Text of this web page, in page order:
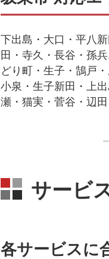
下出島・大口・平八
田・寺久・長谷・孫
どり町・生子・鵠戸
小泉・生子新田・上
瀬・猫実・菅谷・辺
サービ
各サービスに